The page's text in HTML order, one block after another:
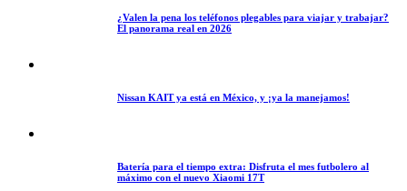
¿Valen la pena los teléfonos plegables para viajar y trabajar?
El panorama real en 2026
Nissan KAIT ya está en México, y ¡ya la manejamos!
Batería para el tiempo extra: Disfruta el mes futbolero al
máximo con el nuevo Xiaomi 17T